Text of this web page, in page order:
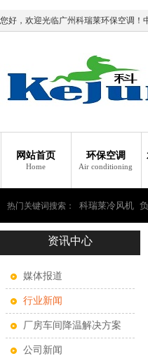
您好，欢迎光临广州科瑞莱环保空调！
网站首页
Home
环保空调
Air conditioning
热门关键词搜索： 科瑞莱冷风机
瑞莱环保空调资讯中心
媒体报道
行业新闻
厂房车间降温解决方案
公司新闻